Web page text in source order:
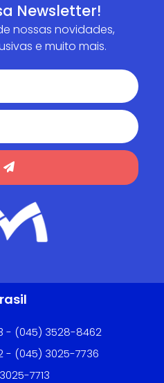
Newsletter!
nossas novidades,
e muito mais.
- (045) 3528-8462
- (045) 3025-7736
7713